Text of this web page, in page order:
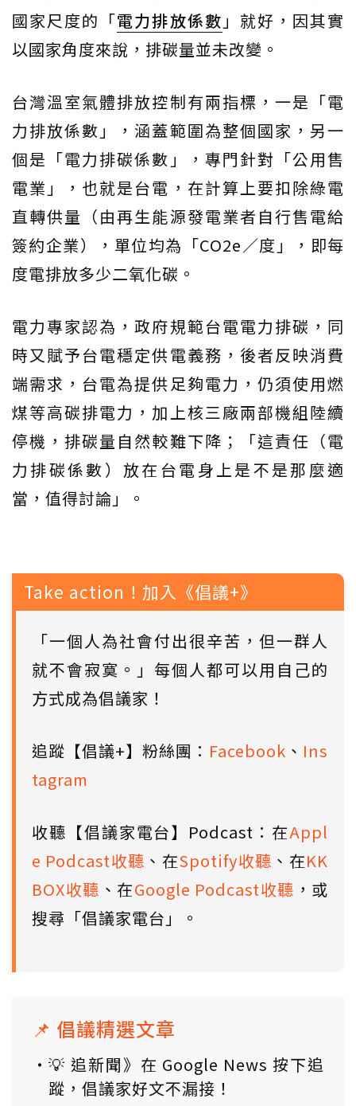
國家尺度的「電力排放係數 」就好，因其實
以國家角度來說，排碳量並未改變。
台灣溫室氣體排放控制有兩指標，一是「電
力排放係數」，涵蓋範圍為整個國家，另一
個是「電力排碳係數」，專門針對「公用售
電業」，也就是台電，在計算上要扣除綠電
直轉供量（由再生能源發電業者自行售電給
簽約企業），單位均為「CO2e／度」，即每
度電排放多少二氧化碳。
電力專家認為，政府規範台電電力排碳，同
時又賦予台電穩定供電義務，後者反映消費
端需求，台電為提供足夠電力，仍須使用燃
煤等高碳排電力，加上核三廠兩部機組陸續
停機，排碳量自然較難下降；「這責任（電
力排碳係數）放在台電身上是不是那麼適
當，值得討論」。
Take action！加入《倡議+》
「一個人為社會付出很辛苦，但一群人
就不會寂寞。」每個人都可以用自己的
方式成為倡議家！
追蹤【倡議+】粉絲團： Facebook 、 Ins
tagram
收聽【倡議家電台】Podcast：在Appl
e Podcast收聽 、在Spotify收聽 、在KK
BOX收聽 、在Google Podcast收聽 ，或
搜尋「倡議家電台」。
📌 倡議精選文章
💡 追新聞》在 Google News 按下追
蹤，倡議家好文不漏接！